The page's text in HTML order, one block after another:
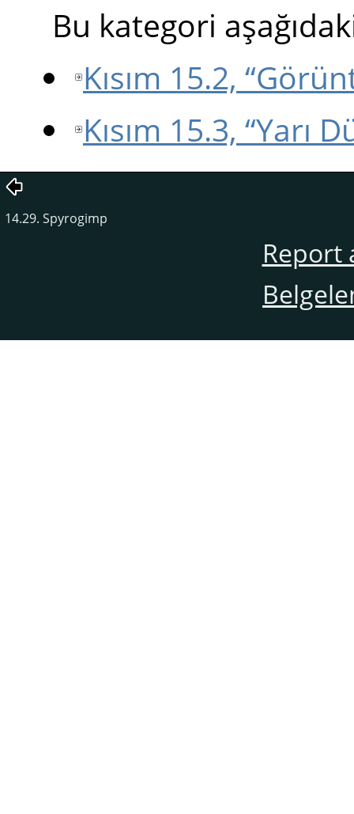
Bu kategori
Kısım 15.2,
Kısım 15.3, “Yarı
14.29. Spyrogimp
Report